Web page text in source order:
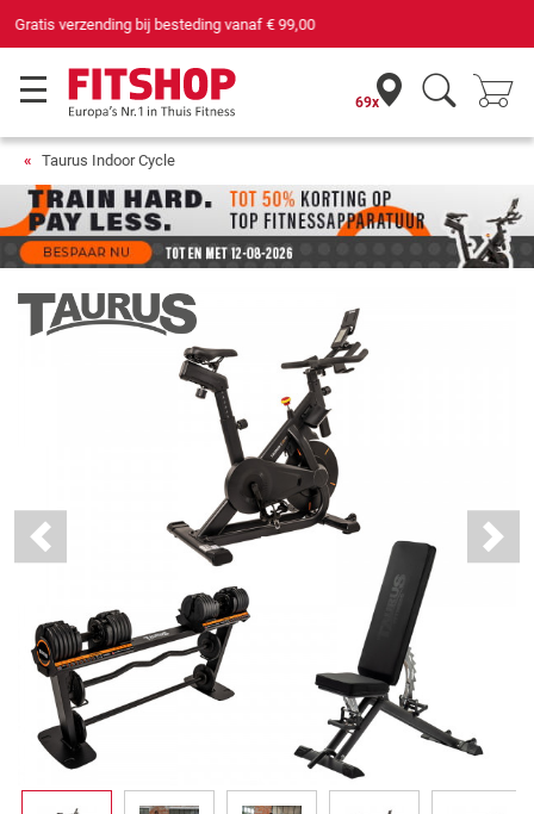
69 filialen met 75 eigen servicemonteurs
69x
Taurus Indoor Cycle
Previous Next